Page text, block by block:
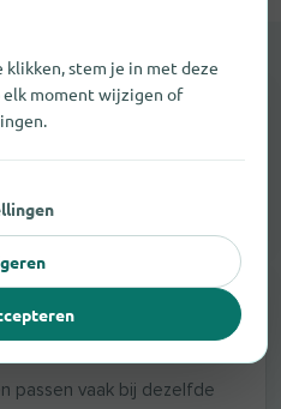
andere steden
EN MERKEN
in
passen vaak bij dezelfde
klikken, stem je in met deze
elk moment wijzigen of